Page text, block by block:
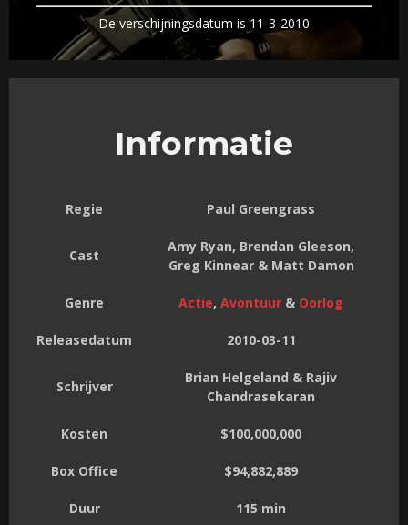
De verschijningsdatum is 11-3-2010
Informatie
Regie Paul Greengrass
Cast
Amy Ryan, Brendan Gleeson,
Greg Kinnear & Matt Damon
Genre Actie, Avontuur & Oorlog
Releasedatum 2010-03-11
Schrijver
Brian Helgeland & Rajiv
Chandrasekaran
Kosten $100,000,000
Box Office $94,882,889
Duur 115 min